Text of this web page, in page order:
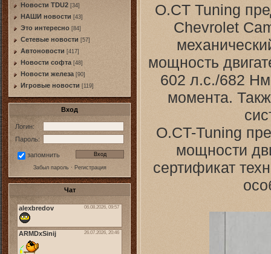
Новости TDU2 [34]
НАШИ новости [43]
Это интересно [84]
Сетевые новости [57]
Автоновости [417]
Новости софта [48]
Новоcти железа [90]
Игровые новости [119]
Вход
Логин:
Пароль:
запомнить
Забыл пароль· Регистрация
Чат
O.CT Tuning
Chevrolet
мощность
602 л.с./682
момента.
O.CT-Tuning
мощности
сертификат